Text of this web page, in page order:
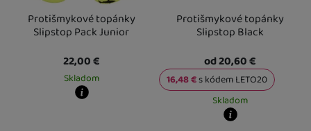
Protišmykové topánky
Slipstop Pack Junior
22,00€
Skladom
Osobný odber vo výdajnom mieste
Protišmykové topánky
Slipstop Black
od 20,60€
16,48€s kódemLETO20
Skladom